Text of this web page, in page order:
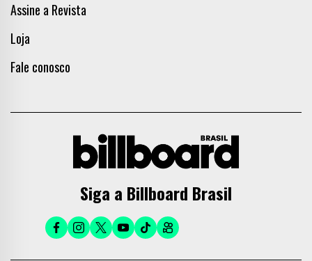
Assine a Revista
Loja
Fale conosco
Siga a Billboard Brasil